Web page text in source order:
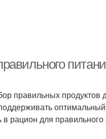
правильных продуктов
рацион для правильного